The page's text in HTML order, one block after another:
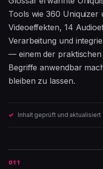
Tools wie 360 Uniquizer
Videoeffekten, 14
Verarbeitung und
— einem der praktischen
Begriffe anwendbar
bleiben zu lassen.
Inhalt geprüft und aktualisiert